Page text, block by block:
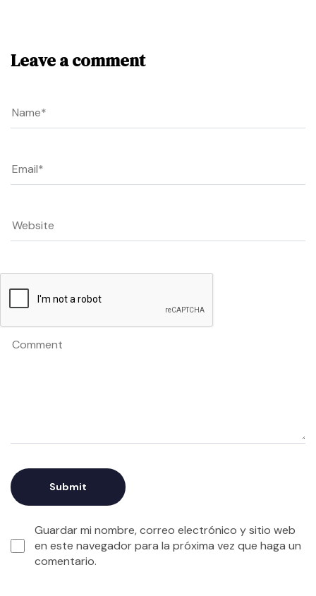
Leave a comment
Guardar mi nombre, correo electrónico y sitio web
en este navegador para la próxima vez que haga un
comentario.